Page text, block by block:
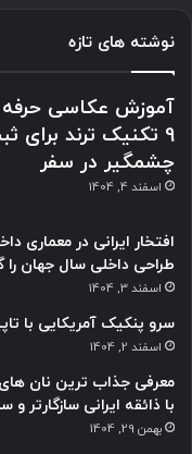
نوشته های تازه
آموزش عکاسی حرفه
9 تکنیک ترند
چشمگیر در سفر
اسفند 4, 1404
افتخار ایرانی در معماری
طراحی داخلی سال جهان را
اسفند 3, 1404
سرو پنکیک آمریکایی با
اسفند 2, 1404
معرفی جذاب ترین نان های
با ذائقه ایرانی سازگارتر
بهمن 29, 1404